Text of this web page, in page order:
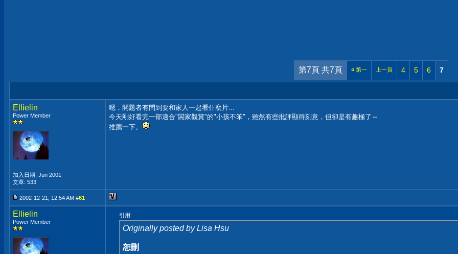
第7頁 共7頁 « 第一 上一頁 4 5 6 7
Ellielin
Power Member
加入日期: Jun 2001
文章: 533
嗯，開題者有問到要和家人一起看什麼片...
今天剛好看完一部適合"閤家觀賞"的"小孩不笨"，雖然有些批評顯得刻意，但卻是有趣極了～
推薦一下。
2002-12-21, 12:54 AM #61
Ellielin
Power Member
引用:
Originally posted by Lisa Hsu
恕刪